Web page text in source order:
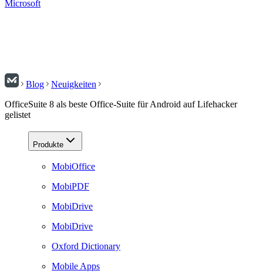
Microsoft
Blog
Neuigkeiten
OfficeSuite 8 als beste Office-Suite für Android auf Lifehacker
gelistet
Produkte
MobiOffice
MobiPDF
MobiDrive
MobiDrive
Oxford Dictionary
Mobile Apps